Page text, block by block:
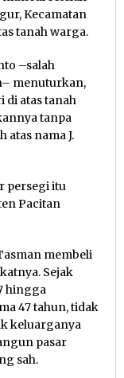
Kecamatan
tanah warga.
–salah
menuturkan,
di atas tanah
tanpa
atas nama J.
persegi itu
Pacitan
membeli
Sejak
hingga
47 tahun, tidak
keluarganya
pasar
sah.